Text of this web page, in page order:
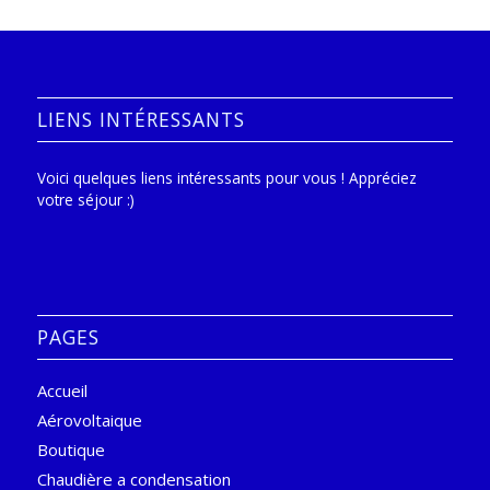
LIENS INTÉRESSANTS
Voici quelques liens intéressants pour vous ! Appréciez
votre séjour :)
PAGES
Accueil
Aérovoltaique
Boutique
Chaudière a condensation